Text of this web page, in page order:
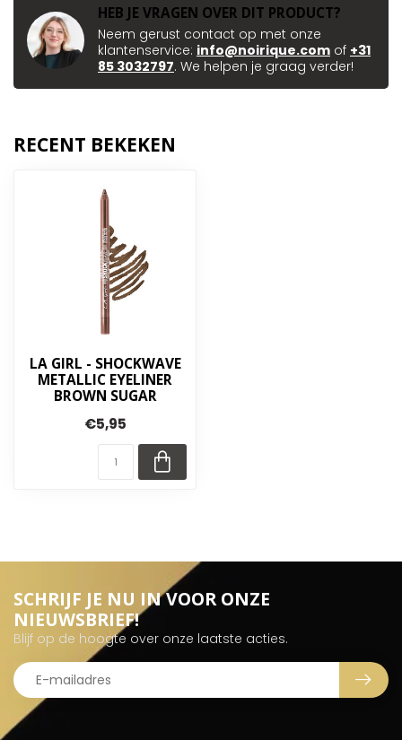
HEB JE VRAGEN OVER DIT PRODUCT?
Neem gerust contact op met onze
klantenservice: info@noirique.com of +31
85 3032797. We helpen je graag verder!
RECENT BEKEKEN
LA GIRL - SHOCKWAVE
METALLIC EYELINER
BROWN SUGAR
€5,95
SCHRIJF JE NU IN VOOR ONZE
NIEUWSBRIEF!
Blijf op de hoogte over onze laatste acties.